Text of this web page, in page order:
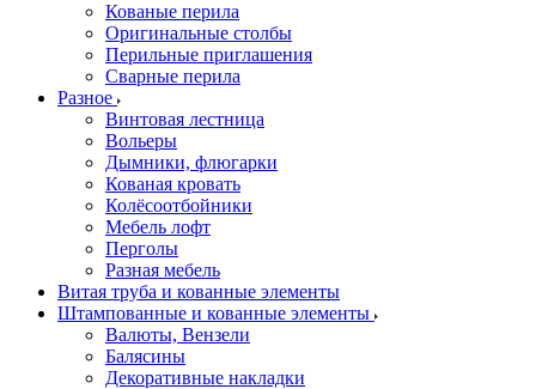
Кованые перила
Оригинальные столбы
Перильные приглашения
Сварные перила
Разное
Винтовая лестница
Вольеры
Дымники, флюгарки
Кованая кровать
Колёсоотбойники
Мебель лофт
Перголы
Разная мебель
Витая труба и кованные элементы
Штампованные и кованные элементы
Валюты, Вензели
Балясины
Декоративные накладки